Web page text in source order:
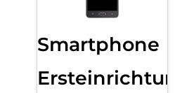
Smartphone
Ersteinrichtung